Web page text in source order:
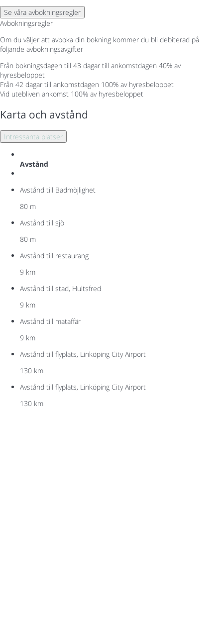
Se våra avbokningsregler
Avbokningsregler
Om du väljer att avboka din bokning kommer du bli debiterad på
följande avbokningsavgifter
Från bokningsdagen till 43 dagar till ankomstdagen 40% av
hyresbeloppet
Från 42 dagar till ankomstdagen 100% av hyresbeloppet
Vid utebliven ankomst 100% av hyresbeloppet
Karta och avstånd
Intressanta platser
Avstånd
Avstånd till Badmöjlighet
80 m
Avstånd till sjö
80 m
Avstånd till restaurang
9 km
Avstånd till stad, Hultsfred
9 km
Avstånd till mataffär
9 km
Avstånd till flyplats, Linköping City Airport
130 km
Avstånd till flyplats, Linköping City Airport
130 km